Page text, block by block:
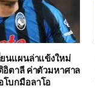
นแผนล่าแข้งใหม่
อิตาลี ค่าตัวมหาศาล
บกมือลาโอ